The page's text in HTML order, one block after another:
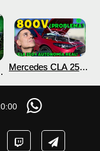
Mercedes CLA 250+
COCHE que NO lo
necesita? PRUEBA
de AUTONOMÍA